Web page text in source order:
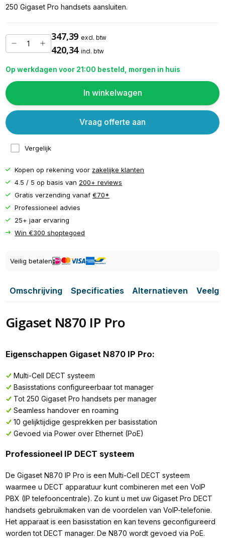
250 Gigaset Pro handsets aansluiten.
347,39 excl. btw
420,34 incl. btw
Op werkdagen voor 21:00 besteld, morgen in huis
In winkelwagen
Vergelijk
Vraag offerte aan
Kopen op rekening voor zakelijke klanten
4.5 / 5 op basis van 200+ reviews
Gratis verzending vanaf€70*
Professioneel advies
25+ jaar ervaring
Win €300 shoptegoed
Veilig betalen
Omschrijving Specificaties Alternatieven
Gigaset N870 IP Pro
Eigenschappen Gigaset N870 IP Pro:
Multi-Cell DECT systeem
Basisstations configureerbaar tot manager
Tot 250 Gigaset Pro handsets per manager
Seamless handover en roaming
10 gelijktijdige gesprekken per basisstation
Gevoed via Power over Ethernet (PoE)
Professioneel IP DECT systeem
De Gigaset N870 IP Pro is een Multi-Cell DECT systeem
waarmee u DECT apparatuur kunt combineren met een VoIP
PBX (IP telefooncentrale). Zo kunt u met uw Gigaset Pro DECT
handsets gebruikmaken van de voordelen van VoIP-telefonie.
Het apparaat is een basisstation en kan tevens geconfigureerd
worden tot DECT manager. De N870 wordt gevoed via PoE.